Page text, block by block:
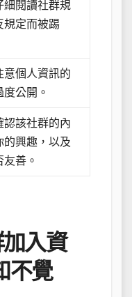
細閱讀社群規
規定而被踢
意個人資訊的
度公開。
認該社群的內
的興趣，以及
善。
入資
不覺